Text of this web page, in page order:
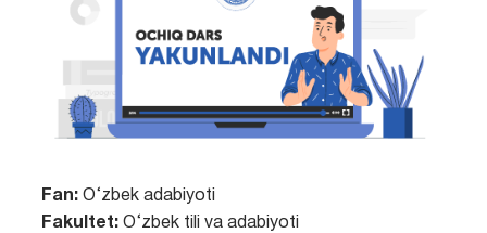
Fan: O‘zbek adabiyoti
Fakultet:O‘zbek tili va adabiyoti